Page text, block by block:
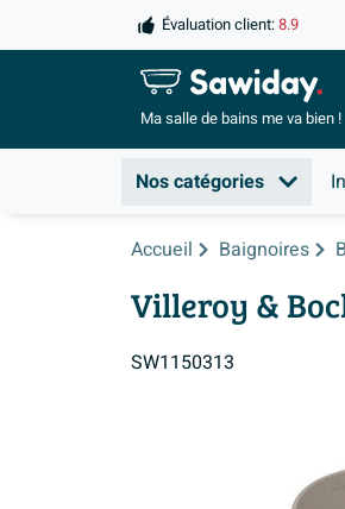
Évaluation client:8.9
Ma salle debains me va bien !
Nos catégories
Accueil Baignoires
Villeroy &
SW1150313